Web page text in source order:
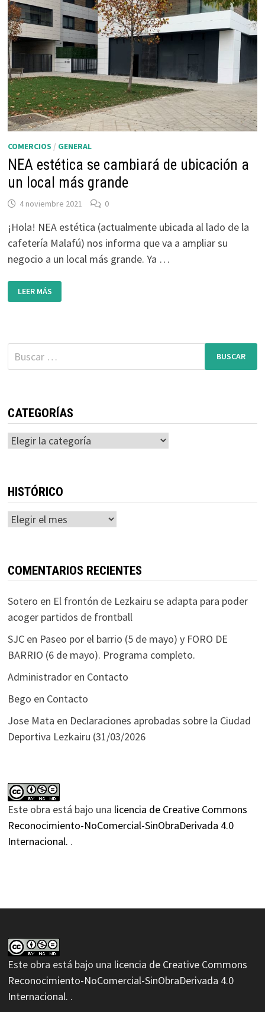
COMERCIOS / GENERAL
NEA estética se cambiará de ubicación a
un local más grande
4 noviembre 2021 0
¡Hola! NEA estética (actualmente ubicada al lado de la
cafetería Malafú) nos informa que va a ampliar su
negocio a un local más grande. Ya …
NEA
ESTÉTICA
SE
UN
LOCAL
MÁS
GRANDE
LEER MÁS
Buscar:
CATEGORÍAS
Categorías
HISTÓRICO
Histórico
COMENTARIOS RECIENTES
Sotero en El frontón de Lezkairu se adapta para poder
acoger partidos de frontball
SJCen Paseo por el barrio (5 de mayo) y FORO DE
BARRIO (6 de mayo). Programa completo.
Administradoren Contacto
Bego en Contacto
Jose Mata en Declaraciones aprobadas sobre la Ciudad
Deportiva Lezkairu (31/03/2026
Este obra está bajo una licencia de Creative Commons
Reconocimiento-NoComercial-SinObraDerivada 4.0
Internacional. .
Este obra está bajo una licencia de Creative Commons
Reconocimiento-NoComercial-SinObraDerivada 4.0
Internacional. .